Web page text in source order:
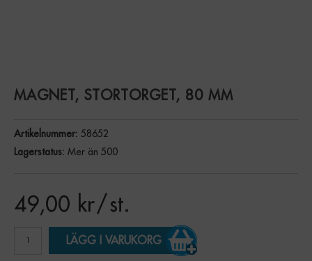
MAGNET, STORTORGET, 80 MM
Artikelnummer: 58652
Lagerstatus: Mer än 500
49,00 kr/ st.
LÄGG I VARUKORG